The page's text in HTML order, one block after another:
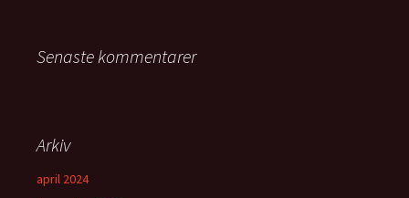
Senaste kommentarer
Arkiv
april 2024